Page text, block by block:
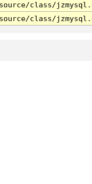
class/
class/